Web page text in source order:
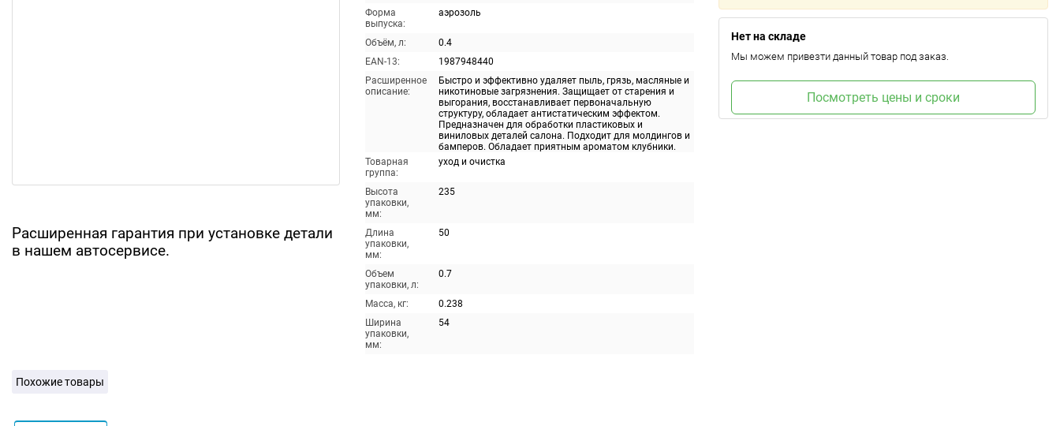
Расширенная гарантия при установке детали
в нашем автосервисе.
Форма
выпуска:
аэрозоль
Объём, л:
0.4
EAN-13:
1987948440
Расширенное
описание:
Быстро и эффективно удаляет пыль, грязь, масляные и
никотиновые загрязнения. Защищает от старения и
выгорания, восстанавливает первоначальную
структуру, обладает антистатическим эффектом.
Предназначен для обработки пластиковых и
виниловых деталей салона. Подходит для молдингов и
бамперов. Обладает приятным ароматом клубники.
Товарная
группа:
уход и очистка
Высота
упаковки,
мм:
235
Длина
упаковки,
мм:
50
Объем
упаковки, л:
0.7
Масса, кг:
0.238
Ширина
упаковки,
мм:
54
Нет на складе
Мы можем привезти данный товар под заказ.
Посмотреть цены и сроки
Похожие товары